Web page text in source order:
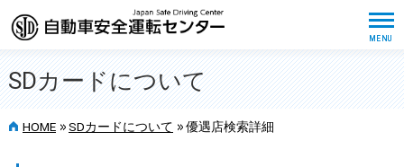
SDカードについて
HOME >> SDカードについて >> 優遇店検索詳細